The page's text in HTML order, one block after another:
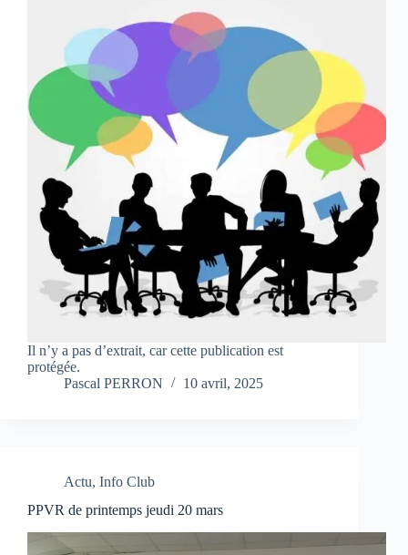
Il n’y a pas d’extrait, car cette publication est
protégée.
Pascal PERRON
10 avril, 2025
Actu, Info Club
PPVR de printemps jeudi 20 mars